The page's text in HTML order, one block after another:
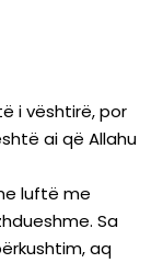
i vështirë, por
ai që Allahu
luftë me
Sa
aq